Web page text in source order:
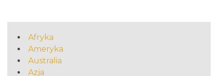
Afryka
Ameryka
Australia
Azja